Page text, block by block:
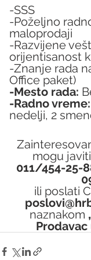
-SSS
-Poželjno
maloprodaji
-Razvijene
orijentisanost
-Znanje rada
Office paket)
-Mesto rada:
-Radno vreme:
nedelji, 2
mogu
011/454-25-
ili poslati
naznakom
Prodavac